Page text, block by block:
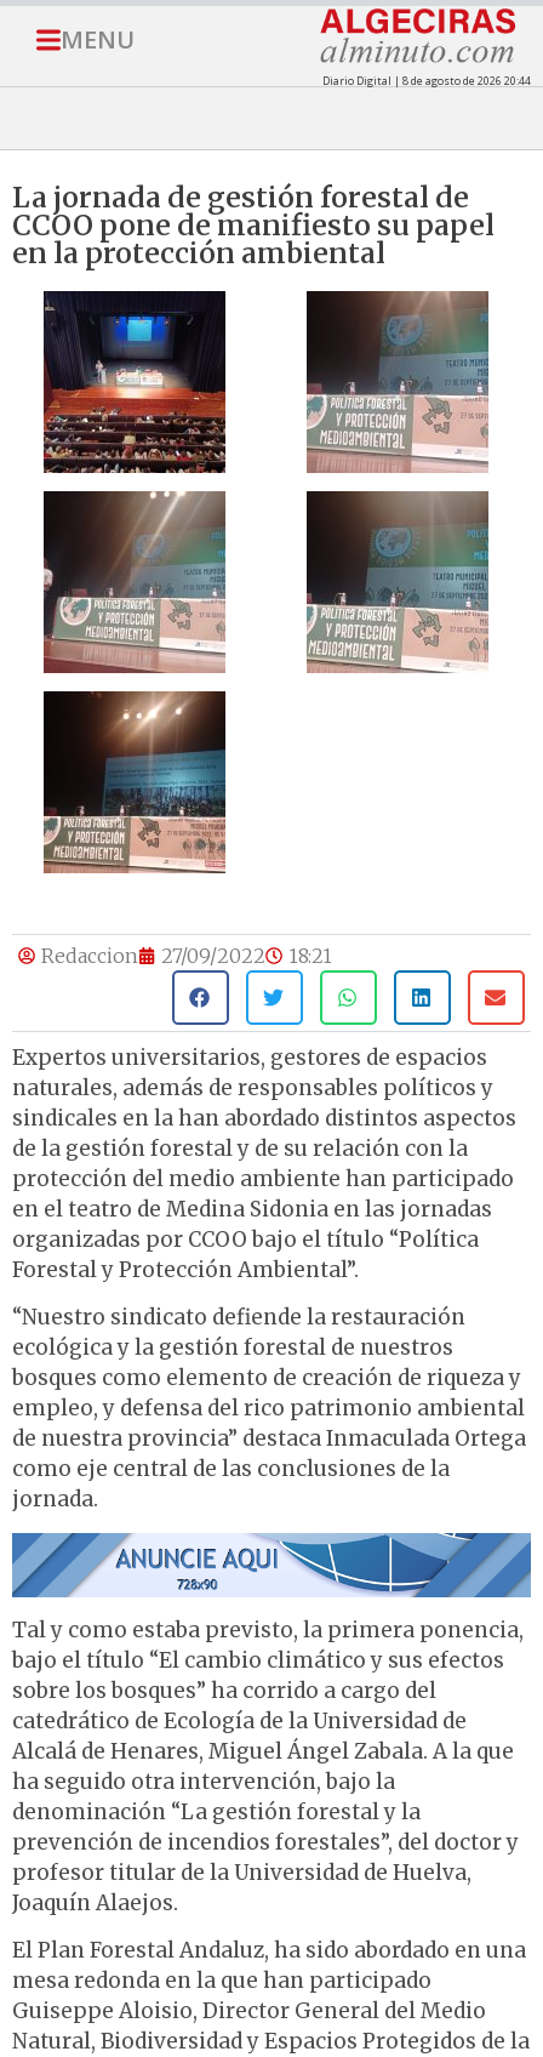
MENU
Diario Digital | 8 de agosto de 2026 20:44
La jornada de gestión forestal de
CCOO pone de manifiesto su papel
en la protección ambiental
Redaccion 27/09/2022 18:21
Expertos universitarios, gestores de espacios
naturales, además de responsables políticos y
sindicales en la han abordado distintos aspectos
de la gestión forestal y de su relación con la
protección del medio ambiente han participado
en el teatro de Medina Sidonia en las jornadas
organizadas por CCOO bajo el título “Política
Forestal y Protección Ambiental”.
“Nuestro sindicato defiende la restauración
ecológica y la gestión forestal de nuestros
bosques como elemento de creación de riqueza y
empleo, y defensa del rico patrimonio ambiental
de nuestra provincia” destaca Inmaculada Ortega
como eje central de las conclusiones de la
jornada.
Tal y como estaba previsto, la primera ponencia,
bajo el título “El cambio climático y sus efectos
sobre los bosques” ha corrido a cargo del
catedrático de Ecología de la Universidad de
Alcalá de Henares, Miguel Ángel Zabala. A la que
ha seguido otra intervención, bajo la
denominación “La gestión forestal y la
prevención de incendios forestales”, del doctor y
profesor titular de la Universidad de Huelva,
Joaquín Alaejos.
El Plan Forestal Andaluz, ha sido abordado en una
mesa redonda en la que han participado
Guiseppe Aloisio, Director General del Medio
Natural, Biodiversidad y Espacios Protegidos de la